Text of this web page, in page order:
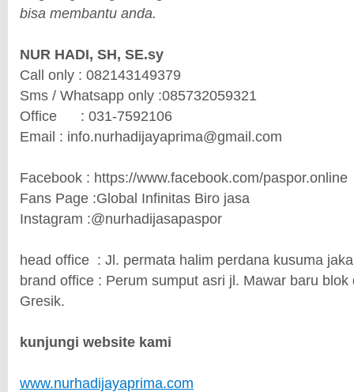
bisa membantu anda.
NUR HADI, SH, SE.sy
Call only : 082143149379
Sms / Whatsapp only :085732059321
Office : 031-7592106
Email : info.nurhadijayaprima@gmail.com
Facebook : https://www.facebook.com/paspor.online
Fans Page :Global Infinitas Biro jasa
Instagram :@nurhadijasapaspor
head office : Jl. permata halim perdana kusuma
brand office : Perum sumput asri jl. Mawar baru blok
Gresik.
kunjungi website kami
www.nurhadijayaprima.com